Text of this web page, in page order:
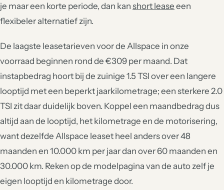
je maar een korte periode, dan kan short lease een
flexibeler alternatief zijn.
De laagste leasetarieven voor de Allspace in onze
voorraad beginnen rond de €309 per maand. Dat
instapbedrag hoort bij de zuinige 1.5 TSI over een langere
looptijd met een beperkt jaarkilometrage; een sterkere 2.0
TSI zit daar duidelijk boven. Koppel een maandbedrag dus
altijd aan de looptijd, het kilometrage en de motorisering,
want dezelfde Allspace leaset heel anders over 48
maanden en 10.000 km per jaar dan over 60 maanden en
30.000 km. Reken op de modelpagina van de auto zelf je
eigen looptijd en kilometrage door.